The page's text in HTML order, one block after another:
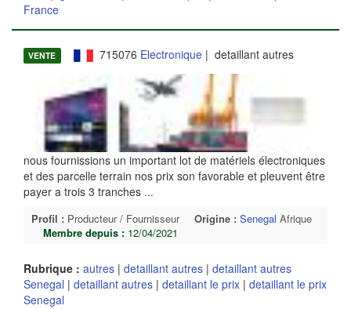
France
VENTE 715076 Electronique| detaillant autres
nous fournissions un important lot de matériels électroniques
et des parcelle terrain nos prix son favorable et pleuvent être
payer a trois 3 tranches ...
Profil : Producteur / Fournisseur Origine : Senegal Afrique
Membre depuis : 12/04/2021
Rubrique : autres | detaillant autres | detaillant autres
Senegal | detaillant autres | detaillant le prix | detaillant le prix
Senegal